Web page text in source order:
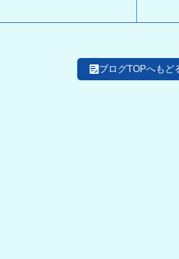
ブログTOPへもど